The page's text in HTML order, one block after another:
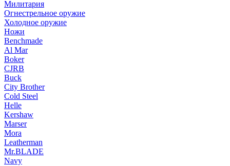
Милитария
Огнестрельное оружие
Холодное оружие
Ножи
Benchmade
Al Mar
Boker
CJRB
Buck
City Brother
Cold Steel
Helle
Kershaw
Marser
Mora
Leatherman
Mr.BLADE
Navy